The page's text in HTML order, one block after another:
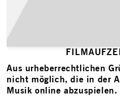
Aus urheberrechtlichen
nicht möglich, die in der
Musik online abzuspielen.